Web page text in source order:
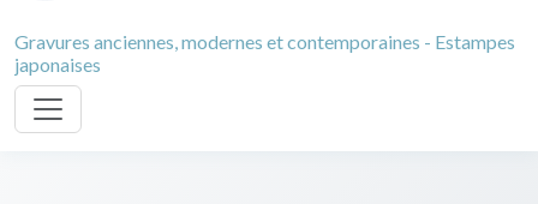
Gravures anciennes, modernes et contemporaines - Estampes
japonaises